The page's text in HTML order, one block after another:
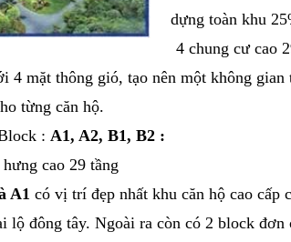
dựng toàn khu
4 chung cư cao
mặt thông gió, tạo nên một không gian
từng căn hộ.
: A1, A2, B1, B2 :
cao 29 tầng
A1 có vị trí đẹp nhất khu căn hộ cao cấp
đông tây. Ngoài ra còn có 2 block đơn